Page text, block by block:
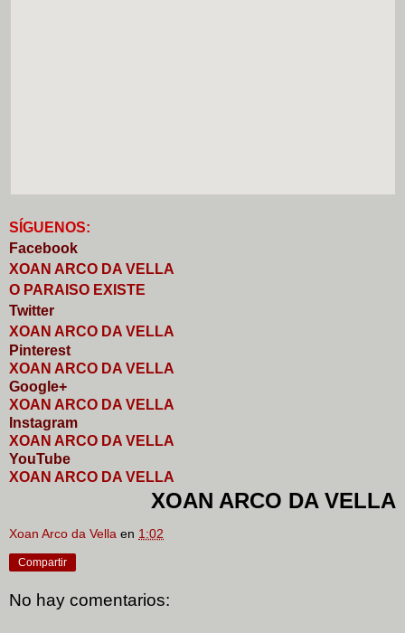
S GUENOS:
Facebook
XOAN ARCO DA VELLA
O PARAISO EXISTE
Twitter
XOAN ARCO DA VELLA
Pinterest
XOAN ARCO DA VELLA
Google+
XOAN ARCO DA VELLA
nstagram
XOAN ARCO DA VELLA
YouTube
XOAN ARCO DA VELLA
XOAN ARCO DA VELLA
Xoan Arco da Vella en 1:02
Compartir
No hay comentarios: